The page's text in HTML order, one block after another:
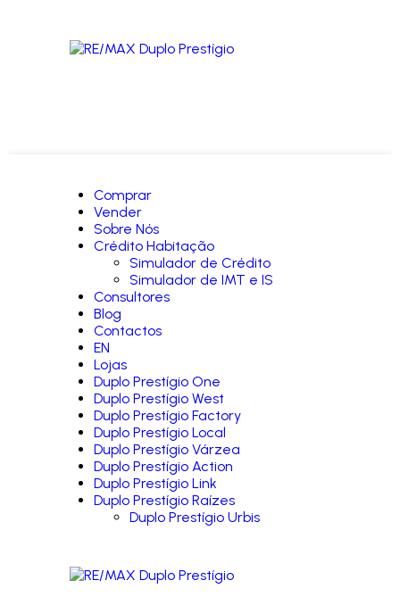
Comprar
Vender
Sobre Nós
Crédito Habitação
Simulador de Crédito
Simulador de IMT e IS
Consultores
Blog
Contactos
EN
Lojas
Duplo Prestígio One
Duplo Prestígio West
Duplo Prestígio Factory
Duplo Prestígio Local
Duplo Prestígio Várzea
Duplo Prestígio Action
Duplo Prestígio Link
Duplo Prestígio Raízes
Duplo Prestígio Urbis